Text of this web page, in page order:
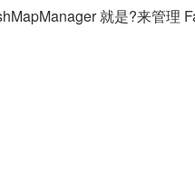
就是?来管理